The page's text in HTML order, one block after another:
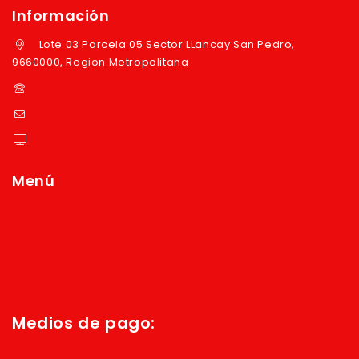
Información
Lote 03 Parcela 05 Sector LLancay San Pedro,
9660000, Region Metropolitana
Menú
Medios de pago: